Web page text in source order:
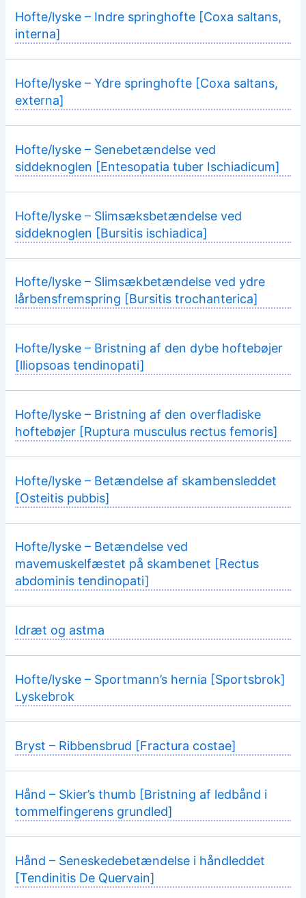
Hofte/lyske – Indre springhofte [Coxa saltans,
interna]
Hofte/lyske – Ydre springhofte [Coxa saltans,
externa]
Hofte/lyske – Senebetændelse ved
siddeknoglen [Entesopatia tuber Ischiadicum]
Hofte/lyske – Slimsæksbetændelse ved
siddeknoglen [Bursitis ischiadica]
Hofte/lyske – Slimsækbetændelse ved ydre
lårbensfremspring [Bursitis trochanterica]
Hofte/lyske – Bristning af den dybe hoftebøjer
[lliopsoas tendinopati]
Hofte/lyske – Bristning af den overfladiske
hoftebøjer [Ruptura musculus rectus femoris]
Hofte/lyske – Betændelse af skambensleddet
[Osteitis pubbis]
Hofte/lyske – Betændelse ved
mavemuskelfæstet på skambenet [Rectus
abdominis tendinopati]
Idræt og astma
Hofte/lyske – Sportmann’s hernia [Sportsbrok]
Lyskebrok
Bryst – Ribbensbrud [Fractura costae]
Hånd – Skier’s thumb [Bristning af ledbånd i
tommelfingerens grundled]
Hånd – Seneskedebetændelse i håndleddet
[Tendinitis De Quervain]